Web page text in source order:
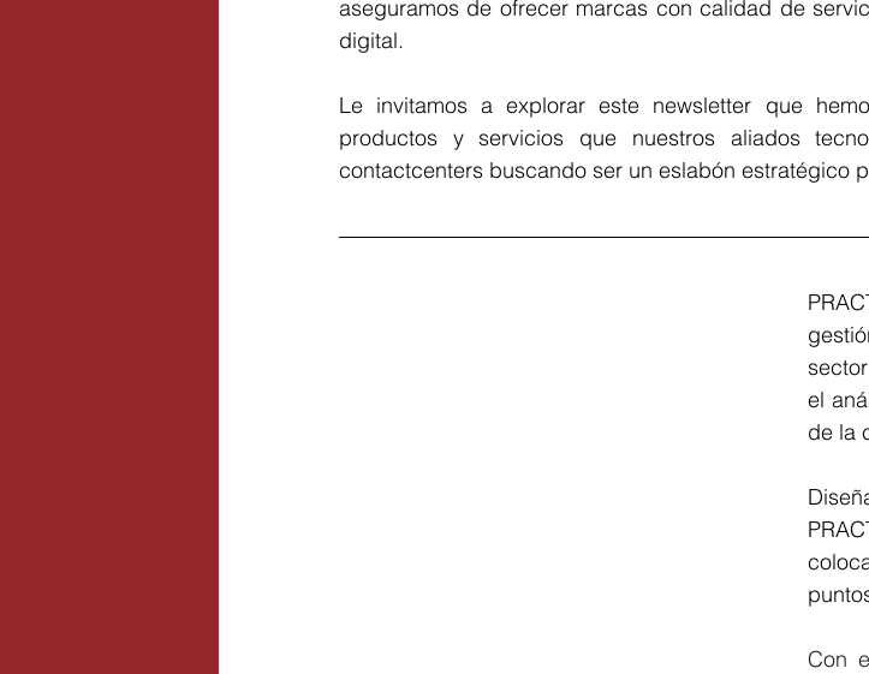
aseguramos de ofrecer marcas con calidad de
digital.
Le invitamos a explorar este newsletter que
productos y servicios que nuestros aliados
contactcenters buscando ser un eslabón estratégico
el
de la
Con